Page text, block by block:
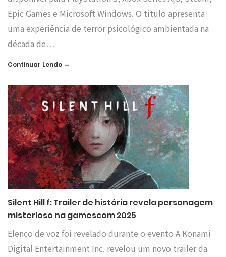
Epic Games e Microsoft Windows. O título apresenta
uma experiência de terror psicológico ambientada na
década de…
Continuar Lendo →
Silent Hill f: Trailer de história revela personagem
misterioso na gamescom 2025
Elenco de voz foi revelado durante o evento A Konami
Digital Entertainment Inc. revelou um novo trailer da